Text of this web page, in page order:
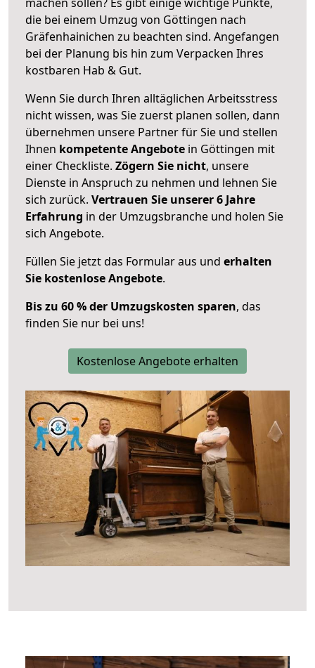
die bei einem Umzug von Göttingen nach
Gräfenhainichen zu beachten sind. Angefangen
bei der Planung bis hin zum Verpacken Ihres
kostbaren Hab & Gut.
Wenn Sie durch Ihren alltäglichen Arbeitsstress
nicht wissen, was Sie zuerst planen sollen, dann
übernehmen unsere Partner für Sie und stellen
Ihnen kompetente Angebote in Göttingen mit
einer Checkliste. Zögern Sie nicht, unsere
Dienste in Anspruch zu nehmen und lehnen Sie
sich zurück. Vertrauen Sie unserer 6 Jahre
Erfahrung in der Umzugsbranche und holen Sie
sich Angebote.
Füllen Sie jetzt das Formular aus und erhalten
Sie kostenlose Angebote.
Bis zu 60 % der Umzugskosten sparen, das
finden Sie nur bei uns!
Kostenlose Angebote erhalten